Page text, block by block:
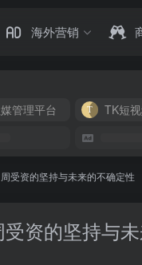
海外营销
管理平台 TK短
受资的坚持与未来的不确定性
资的坚持与